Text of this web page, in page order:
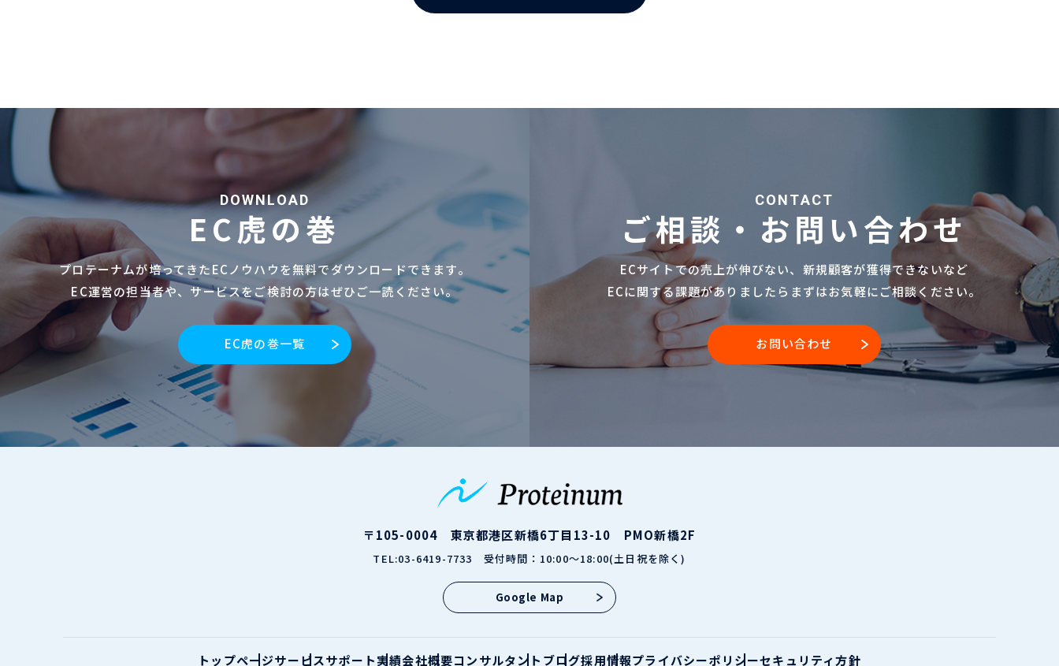
DOWNLOAD
EC虎の巻
プロテーナムが培ってきたECノウハウを無料でダウンロードできます。
EC運営の担当者や、サービスをご検討の方はぜひご一読ください。
EC虎の巻一覧
CONTACT
ご相談・お問い合わせ
ECサイトでの売上が伸びない、 新規顧客が獲得できないなど
ECに関する課題がありましたら まずはお気軽にご相談ください。
お問い合わせ
〒105-0004 東京都港区新橋6丁目13-10 PMO新橋2F
TEL:03-6419-7733 受付時間：10:00～18:00(土日祝を除く)
Google Map
トップページサービスサポート実績会社概要コンサルタント ブログ採用情報プライバシーポリシーセキュリティ方針